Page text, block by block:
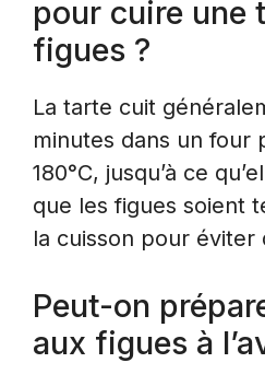
pour cuire une
figues ?
La tarte cuit
minutes dans un four
180°C, jusqu’à ce
que les figues soient
la cuisson pour éviter
Peut-on
aux figues à